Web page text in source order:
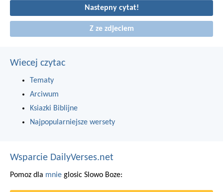
Nastepny cytat!
Z ze zdjeciem
Wiecej czytac
Tematy
Arciwum
Ksiazki Biblijne
Najpopularniejsze wersety
Wsparcie DailyVerses.net
Pomoz dla mnie glosic Slowo Boze: